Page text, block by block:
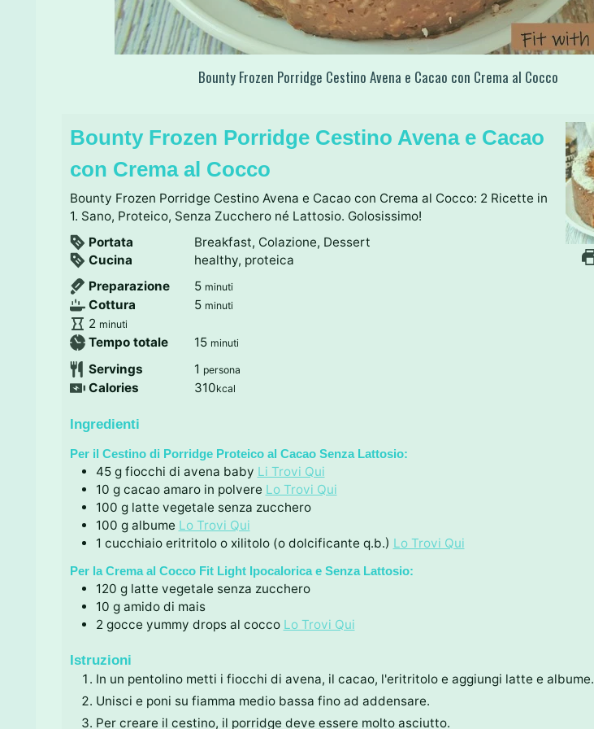
Bounty Frozen Porridge Cestino Avena e Cacao con Crema al Cocco
Bounty Frozen Porridge Cestino Avena e Cacao
con Crema al Cocco
Bounty Frozen Porridge Cestino Avena e Cacao con Crema al Cocco: 2 Ricette in
1. Sano, Proteico, Senza Zucchero né Lattosio. Golosissimo!
Portata
Breakfast, Colazione, Dessert
Cucina
healthy, proteica
Preparazione
5m
i
u
i
minuti
Cottura 5m
n
t
i
minuti
2 m
i
u
t
minuti
Tempo totale 15m
n
u
minuti
Servings 1 persona
Calories 310kcal
Ingredienti
Per il Cestino di Porridge Proteico al Cacao Senza Lattosio:
45 g fiocchi di avena baby Li Trovi Qui
10 g cacao amaro in polvere Lo Trovi Qui
100 g latte vegetale senza zucchero
100 g albume Lo Trovi Qui
1 cucchiaio eritritolo o xilitolo (o dolcificante q.b.) Lo Trovi Qui
Per la Crema al Cocco Fit Light Ipocalorica e Senza Lattosio:
120 g latte vegetale senza zucchero
10 g amido di mais
2 gocce yummy drops al cocco Lo Trovi Qui
Istruzioni
In un pentolino metti i fiocchi di avena, il cacao, l'eritritolo e aggiungi latte e albume.
Unisci e poni su fiamma medio bassa fino ad addensare.
Per creare il cestino, il porridge deve essere molto asciutto.